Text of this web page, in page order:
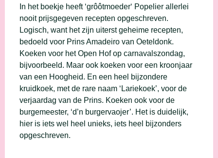
In het boekje heeft ‘grôôtmoeder‘ Popelier allerlei
nooit prijsgegeven recepten opgeschreven.
Logisch, want het zijn uiterst geheime recepten,
bedoeld voor Prins Amadeiro van Oeteldonk.
Koeken voor het Open Hof op carnavalszondag,
bijvoorbeeld. Maar ook koeken voor een kroonjaar
van een Hoogheid. En een heel bijzondere
kruidkoek, met de rare naam ‘Lariekoek’, voor de
verjaardag van de Prins. Koeken ook voor de
burgemeester, ‘d’n burgervaojer’. Het is duidelijk,
hier is iets wel heel unieks, iets heel bijzonders
opgeschreven.